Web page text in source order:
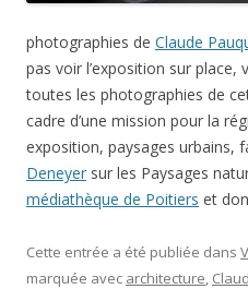
photographies de Claude
pas voir l’exposition sur place,
toutes les photographies de
cadre d’une mission pour la
exposition, paysages urbains,
Deneyer sur les Paysages
médiathèque de Poitiers et
Cette entrée a été publiée dans
marquée avec architecture,